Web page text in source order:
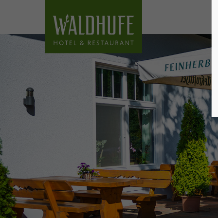
Login
Benutzername
Lost your password?
Lorem
We
Mon -